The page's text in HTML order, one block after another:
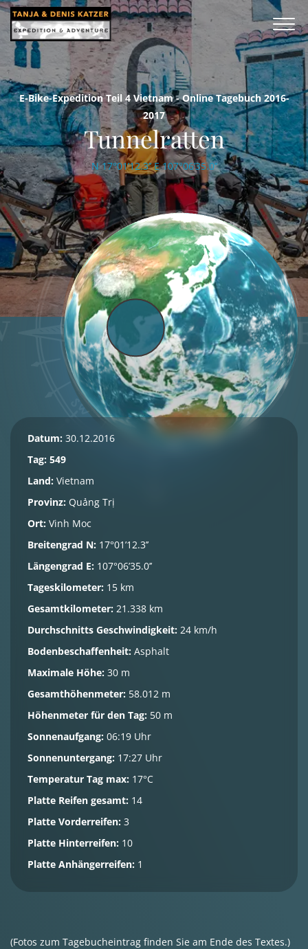
E-Bike-Expedition Teil 4 Vietnam - Online Tagebuch 2016-
2017
Tunnelratten
N 17°01’12.3’’ E 107°06’35.0’’
Datum: 30.12.2016
Tag: 549
Land: Vietnam
Provinz: Quảng Trị
Ort: Vinh Moc
Breitengrad N: 17°01’12.3’’
Längengrad E: 107°06’35.0’’
Tageskilometer: 15 km
Gesamtkilometer: 21.338 km
Durchschnitts Geschwindigkeit: 24 km/h
Bodenbeschaffenheit: Asphalt
Maximale Höhe: 30 m
Gesamthöhenmeter: 58.012 m
Höhenmeter für den Tag: 50 m
Sonnenaufgang: 06:19 Uhr
Sonnenuntergang: 17:27 Uhr
Temperatur Tag max: 17°C
Platte Reifen gesamt: 14
Platte Vorderreifen: 3
Platte Hinterreifen: 10
Platte Anhängerreifen: 1
(Fotos zum Tagebucheintrag finden Sie am Ende des Textes.)